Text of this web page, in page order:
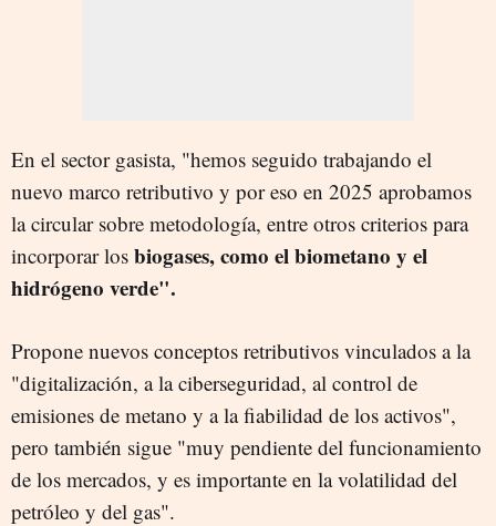
En el sector gasista, "hemos seguido trabajando el
nuevo marco retributivo y por eso en 2025 aprobamos
la circular sobre metodología, entre otros criterios para
incorporar los biogases, como el biometano y el
hidrógeno verde".
Propone nuevos conceptos retributivos vinculados a la
"digitalización, a la ciberseguridad, al control de
emisiones de metano y a la fiabilidad de los activos",
pero también sigue "muy pendiente del funcionamiento
de los mercados, y es importante en la volatilidad del
petróleo y del gas".